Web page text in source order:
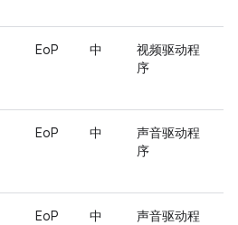
EoP 中
视频驱动程
序
EoP 中
声音驱动程
序
EoP 中
声音驱动程